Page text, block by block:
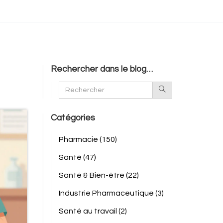
Rechercher dans le blog…
Catégories
Pharmacie (150)
Santé (47)
Santé & Bien-être (22)
Industrie Pharmaceutique (3)
Santé au travail (2)